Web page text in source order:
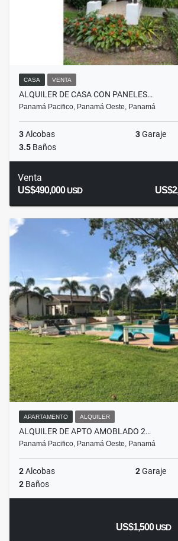
CASA VENTA
ALQUILER DE CASA CON PANELES…
Panamá Pacifico, Panamá Oeste, Panamá
3Alcobas 3Garaje
3.5 Baños
Venta
US$490,000USD
APARTAMENTO ALQUILER
ALQUILER DE APTO AMOBLADO 2…
Panamá Pacifico, Panamá Oeste, Panamá
2Alcobas 2Garaje
2 Baños
US$1,500USD